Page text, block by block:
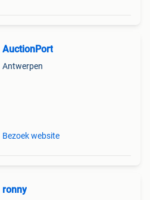
AuctionPort
Antwerpen
Bezoek website
ronny